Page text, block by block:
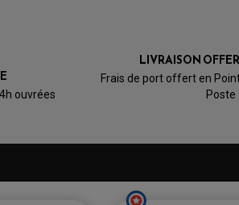
ouvrées
LIVRAISON
Frais de port offert en
Poste